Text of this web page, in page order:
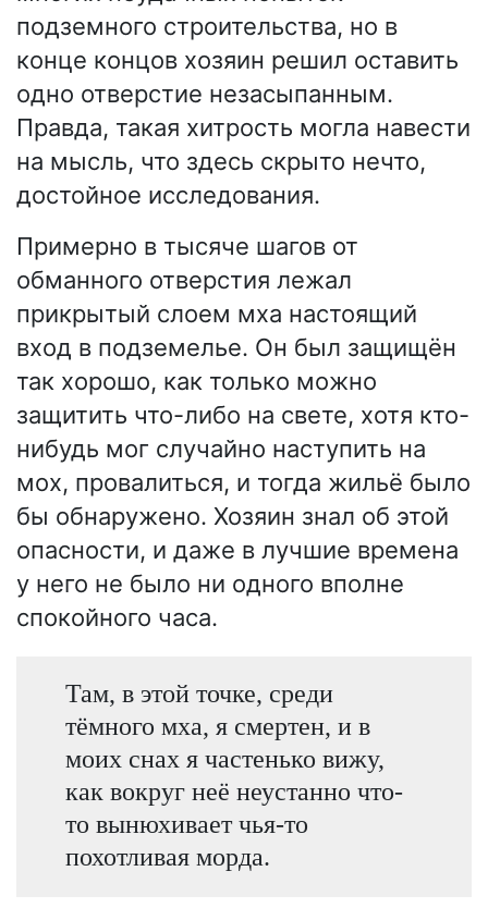
подземного строительства, но в
конце концов хозяин решил оставить
одно отверстие незасыпанным.
Правда, такая хитрость могла навести
на мысль, что здесь скрыто нечто,
достойное исследования.
Примерно в тысяче шагов от
обманного отверстия лежал
прикрытый слоем мха настоящий
вход в подземелье. Он был защищён
так хорошо, как только можно
защитить что-либо на свете, хотя кто-
нибудь мог случайно наступить на
мох, провалиться, и тогда жильё было
бы обнаружено. Хозяин знал об этой
опасности, и даже в лучшие времена
у него не было ни одного вполне
спокойного часа.
Там, в этой точке, среди
тёмного мха, я смертен, и в
моих снах я частенько вижу,
как вокруг неё неустанно что-
то вынюхивает чья-то
похотливая морда.